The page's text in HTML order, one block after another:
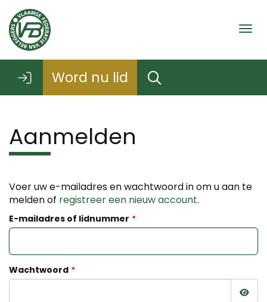
Word nu lid
Aanmelden
Voer uw e-mailadres en wachtwoord in om u aan te
melden of registreer een nieuw account.
E-mailadres of lidnummer
Wachtwoord